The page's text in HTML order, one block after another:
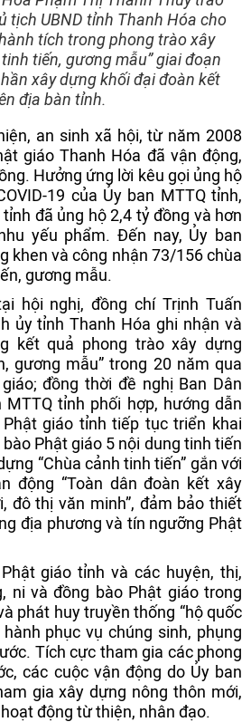
tịch UBND tỉnh Thanh Hóa cho
tích trong phong trào xây
tiến, gương mẫu” giai đoạn
xây dựng khối đại đoàn kết
địa bàn tỉnh.
an sinh xã hội, từ năm 2008
giáo Thanh Hóa đã vận động,
Hưởng ứng lời kêu gọi ủng hộ
19 của Ủy ban MTTQ tỉnh,
đã ủng hộ 2,4 tỷ đồng và hơn
yếu phẩm. Đến nay, Ủy ban
khen và công nhận 73/156 chùa
gương mẫu.
hội nghị, đồng chí Trịnh Tuấn
ủy tỉnh Thanh Hóa ghi nhận và
kết quả phong trào xây dựng
gương mẫu” trong 20 năm qua
đồng thời đề nghị Ban Dân
MTTQ tỉnh phối hợp, hướng dẫn
giáo tỉnh tiếp tục triển khai
Phật giáo 5 nội dung tinh tiến
“Chùa cảnh tinh tiến” gắn với
động “Toàn dân đoàn kết xây
đô thị văn minh”, đảm bảo thiết
địa phương và tín ngưỡng Phật
giáo tỉnh và các huyện, thị,
ni và đồng bào Phật giáo trong
phát huy truyền thống “hộ quốc
phục vụ chúng sinh, phụng
Tích cực tham gia các phong
các cuộc vận động do Ủy ban
gia xây dựng nông thôn mới,
động từ thiện, nhân đạo.